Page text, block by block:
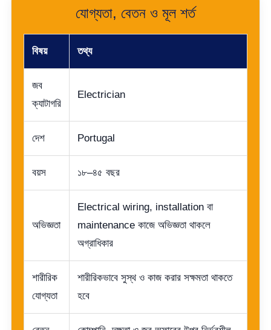
যোগ্যতা, বেতন ও মূল শর্ত
বিষয় তথ্য
জব
ক্যাটাগরি
Electrician
দেশ Portugal
বয়স ১৮–৪৫ বছর
অভিজ্ঞতা
Electrical wiring, installation বা
maintenance কাজে অভিজ্ঞতা থাকলে
অগ্রাধিকার
শারীরিক
যোগ্যতা
শারীরিকভাবে সুস্থ ও কাজ করার সক্ষমতা থাকতে
হবে